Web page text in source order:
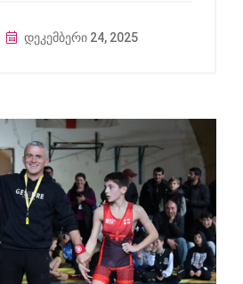
დეკემბერი 24, 2025